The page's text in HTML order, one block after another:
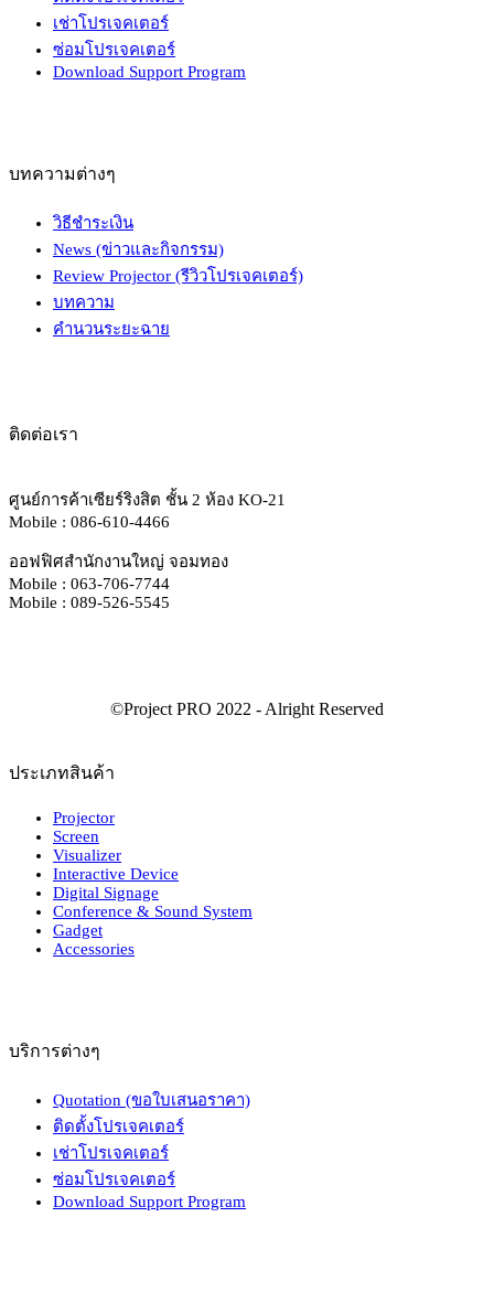
เช่าโปรเจคเตอร์
ซ่อมโปรเจคเตอร์
Download Support Program
บทความต่างๆ
วิธีชำระเงิน
News (ข่าวและกิจกรรม)
Review Projector (รีวิวโปรเจคเตอร์)
บทความ
คำนวนระยะฉาย
ติดต่อเรา
ศูนย์การค้าเซียร์ริงสิต ชั้น 2 ห้อง KO-21
Mobile : 086-610-4466
ออฟฟิศสำนักงานใหญ่ จอมทอง
Mobile : 063-706-7744
Mobile : 089-526-5545
ประเภทสินค้า
Projector
Screen
Visualizer
Interactive Device
Digital Signage
Conference & Sound System
Gadget
Accessories
บริการต่างๆ
Quotation (ขอใบเสนอราคา)
ติดตั้งโปรเจคเตอร์
เช่าโปรเจคเตอร์
ซ่อมโปรเจคเตอร์
Download Support Program